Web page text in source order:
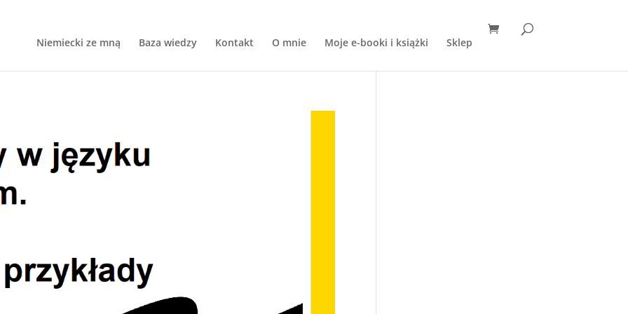
Niemiecki ze mną Baza wiedzy Kontakt O mnie Moje e-booki i książki Sklep